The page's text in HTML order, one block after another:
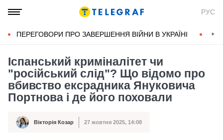
РУС
ПЕРЕГОВОРИ ПРО ЗАВЕРШЕННЯ ВІЙНИ В УКРАЇНІ
Іспанський криміналітет чи
"російський слід"? Що відомо про
вбивство ексрадника Януковича
Портнова і де його поховали
Автор Вікторія Козар
Дата публікації 27 жовтня 2025, 14:08